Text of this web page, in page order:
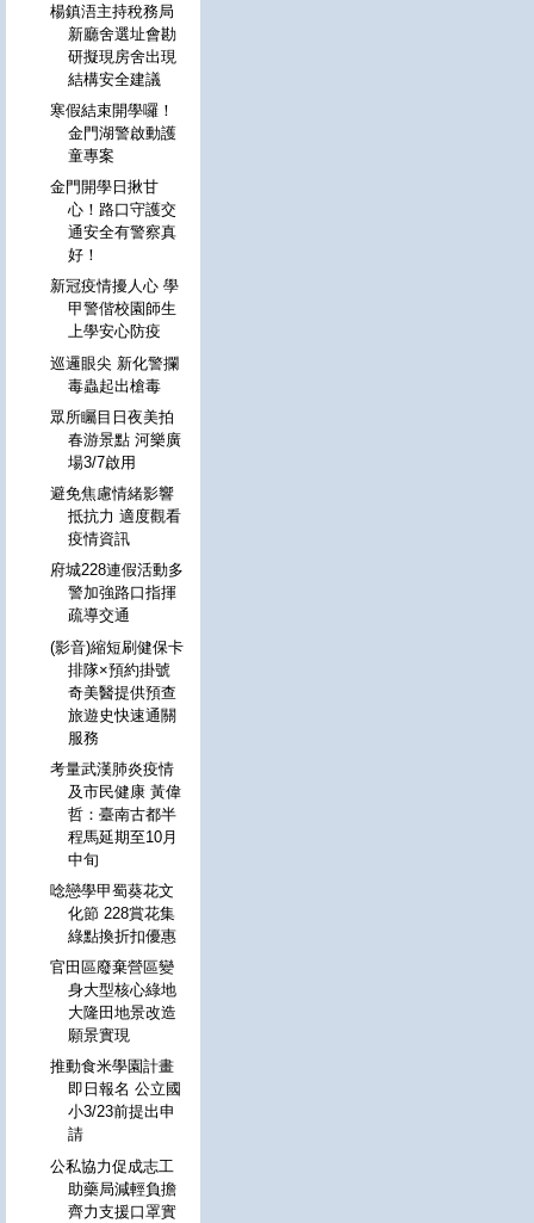
楊鎮浯主持稅務局
新廳舍選址會勘
研擬現房舍出現
結構安全建議
寒假結束開學囉！
金門湖警啟動護
童專案
金門開學日揪甘
心！路口守護交
通安全有警察真
好！
新冠疫情擾人心 學
甲警偕校園師生
上學安心防疫
巡邏眼尖 新化警攔
毒蟲起出槍毒
眾所矚目日夜美拍
春游景點 河樂廣
場3/7啟用
避免焦慮情緒影響
抵抗力 適度觀看
疫情資訊
府城228連假活動多
警加強路口指揮
疏導交通
(影音)縮短刷健保卡
排隊×預約掛號
奇美醫提供預查
旅遊史快速通關
服務
考量武漢肺炎疫情
及市民健康 黃偉
哲：臺南古都半
程馬延期至10月
中旬
唸戀學甲蜀葵花文
化節 228賞花集
綠點換折扣優惠
官田區廢棄營區變
身大型核心綠地
大隆田地景改造
願景實現
推動食米學園計畫
即日報名 公立國
小3/23前提出申
請
公私協力促成志工
助藥局減輕負擔
齊力支援口罩實